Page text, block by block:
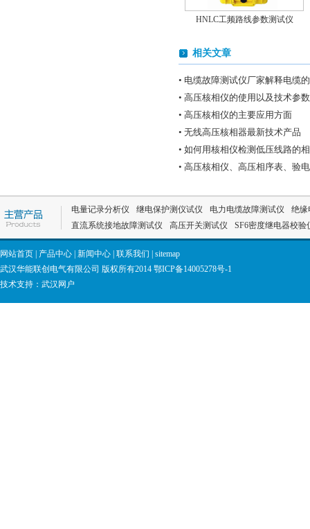
HNLC工频路线参数测试仪
TAG-6000无线高压核相器
HNLC-2150电缆故障综合测试仪
相关文章
• 电缆故障测试仪厂家解释电缆
• 高压核相仪的使用以及技术参
• 高压核相仪的主要应用方面
• 无线高压核相器最新技术产品
• 如何用核相仪检测低压线路的
• 高压核相仪、高压相序表、验
电量记录分析仪 继电保护测仪试仪 电力电缆故障测试仪
绝缘
直流系统接地故障测试仪
高压开关测试仪 SF6密度继电器校验
网站首页 产品中心 新闻中心 联系我们
sitemap
武汉华能联创电气有限公司 版权所有2014 鄂ICP备14005278号-1
技术支持： 武汉网户